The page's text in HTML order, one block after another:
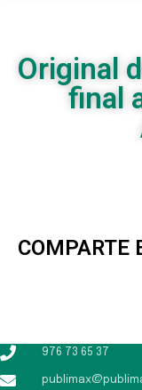
Original
final
COMPARTE
976 73 65 37